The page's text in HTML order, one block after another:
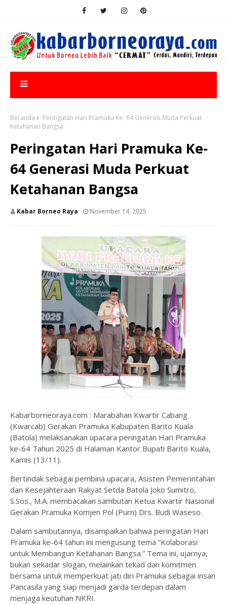
Beranda
Peringatan Hari Pramuka Ke- 64 Generasi Muda Perkuat
Ketahanan Bangsa
Peringatan Hari Pramuka Ke-
64 Generasi Muda Perkuat
Ketahanan Bangsa
Kabar Borneo Raya November 14, 2025
Kabarborneoraya.com : Marabahan Kwartir Cabang
(Kwarcab) Gerakan Pramuka Kabupaten Barito Kuala
(Batola) melaksanakan upacara peringatan Hari Pramuka
ke-64 Tahun 2025 di Halaman Kantor Bupati Barito Kuala,
Kamis (13/11).
Bertindak sebagai pembina upacara, Asisten Pemerintahan
dan Kesejahteraan Rakyat Setda Batola Joko Sumitro,
S.Sos., M.A. membacakan sambutan Ketua Kwartir Nasional
Gerakan Pramuka Komjen Pol (Purn) Drs. Budi Waseso.
Dalam sambutannya, disampaikan bahwa peringatan Hari
Pramuka ke-64 tahun ini mengusung tema “Kolaborasi
untuk Membangun Ketahanan Bangsa.” Tema ini, ujarnya,
bukan sekadar slogan, melainkan tekad dan komitmen
bersama untuk memperkuat jati diri Pramuka sebagai insan
Pancasila yang siap menjadi garda terdepan dalam
menjaga keutuhan NKRI.